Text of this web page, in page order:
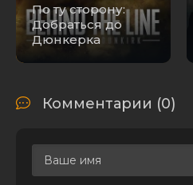
По ту сторону:
Добраться до
Дюнкерка
Комментарии (0)